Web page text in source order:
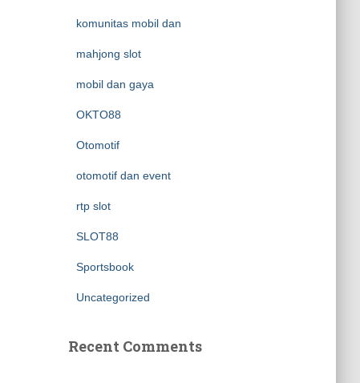
komunitas mobil dan
mahjong slot
mobil dan gaya
OKTO88
Otomotif
otomotif dan event
rtp slot
SLOT88
Sportsbook
Uncategorized
Recent Comments